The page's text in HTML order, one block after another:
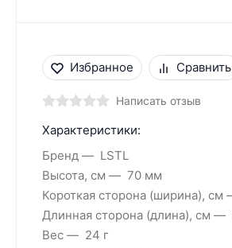
Избранное Сравнить
Написать отзыв
Характеристики:
Бренд
LSTL
Высота, см
70 мм
Короткая сторона (ширина), см
Длинная сторона (длина), см
Вес
24 г